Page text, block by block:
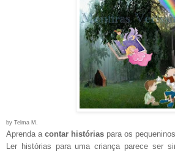
by Telma M.
Aprenda a contar histórias para os
Ler histórias para uma criança parece ser